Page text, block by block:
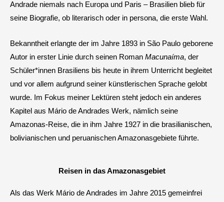
Andrade niemals nach Europa und Paris – Brasilien blieb für
seine Biografie, ob literarisch oder in persona, die erste Wahl.
Bekanntheit erlangte der im Jahre 1893 in São Paulo geborene
Autor in erster Linie durch seinen Roman Macunaíma, der
Schüler*innen Brasiliens bis heute in ihrem Unterricht begleitet
und vor allem aufgrund seiner künstlerischen Sprache gelobt
wurde. Im Fokus meiner Lektüren steht jedoch ein anderes
Kapitel aus Mário de Andrades Werk, nämlich seine
Amazonas-Reise, die in ihm Jahre 1927 in die brasilianischen,
bolivianischen und peruanischen Amazonasgebiete führte.
Reisen in das Amazonasgebiet
Als das Werk Mário de Andrades im Jahre 2015 gemeinfrei